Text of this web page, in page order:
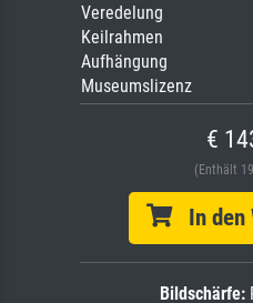
Veredelung
Keilrahmen
Aufhängung
Museumslizenz
€
(Enthält
In den
Bildschärfe: